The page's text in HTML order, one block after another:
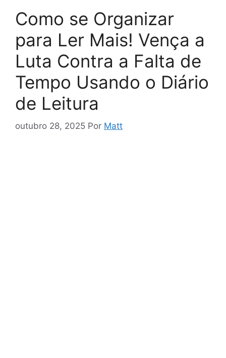
Como se Organizar
para Ler Mais! Vença a
Luta Contra a Falta de
Tempo Usando o Diário
de Leitura
outubro 28, 2025 Por Matt